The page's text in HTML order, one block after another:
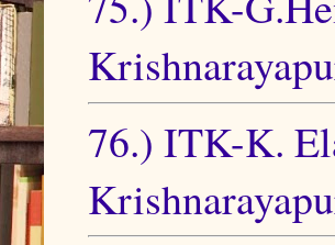
76.) ITK-K.